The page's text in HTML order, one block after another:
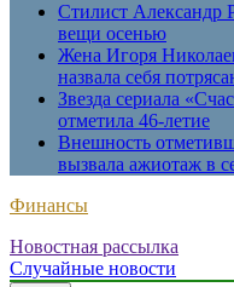
Стилист Александр
вещи осенью
Жена Игоря
назвала себя
Звезда сериала
отметила 46-летие
Внешность
вызвала ажиотаж в
Финансы
Новостная рассылка
Случайные новости